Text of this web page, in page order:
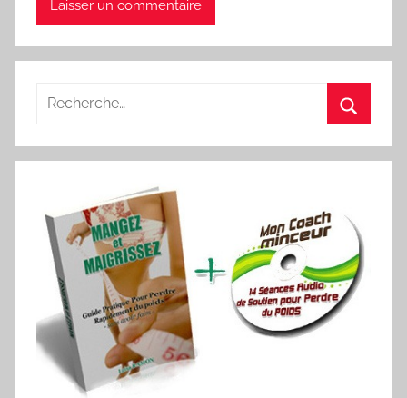
Recherche
: